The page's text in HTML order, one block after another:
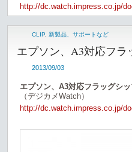
http://dc.watch.impress.co.jp/
CLIP, 新製品、サポートなど
エプソン、A3対応フラ
2013/09/03
エプソン、A3対応フラッグシ
（デジカメWatch）
http://dc.watch.impress.co.jp/